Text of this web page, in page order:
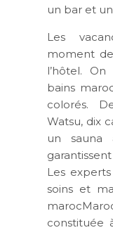
un bar et
Les
moment
l’hôtel.
bains
colorés.
Watsu, dix
un sauna
Les
soins et
constituée